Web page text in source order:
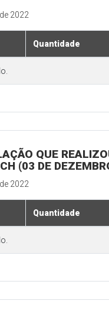
2022
Quantidade
QUE
(03 DE
2022
Quantidade